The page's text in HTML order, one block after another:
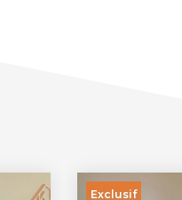
Exclusif